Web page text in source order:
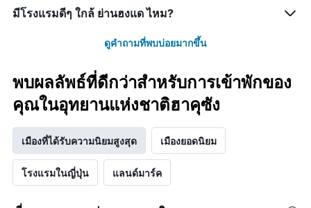
มีโรงแรมดีๆ ใกล้ ย่านฮงแด ไหม?
ดูคำถามที่พบบ่อยมากขึ้น
พบผลลัพธ์ที่ดีกว่าสำหรับการเข้าพักของ
คุณในอุทยานแห่งชาติฮาคุซัง
เมืองที่ได้รับความนิยมสูงสุด เมืองยอดนิยม
โรงแรมในญี่ปุ่น แลนด์มาร์ค